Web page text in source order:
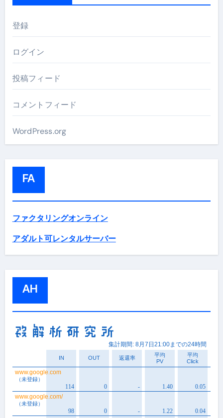
登録
ログイン
投稿フィード
コメントフィード
WordPress.org
FA
ファクタリングオンライン
アダルト可レンタルサーバー
AH